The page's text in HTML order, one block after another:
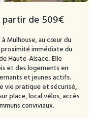
partir de 509€
Mulhouse, au cœur du
immédiate du
Haute-Alsace. Elle
et des logements en
et jeunes actifs.
vie pratique et sécurisé,
place, local vélos, accès
conviviaux.